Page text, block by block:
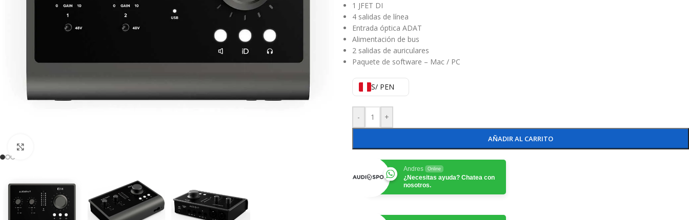
1 JFET DI
4 salidas de línea
Entrada óptica ADAT
Alimentación de bus
2 salidas de auriculares
Paquete de software – Mac / PC
S/ PEN
- +
AÑADIR AL CARRITO
Andres Online
¿Necesitas ayuda? Chatea con
nosotros.